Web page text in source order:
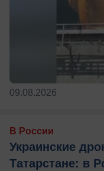
09.08.2026
В России
Украинские
Татарстане: в